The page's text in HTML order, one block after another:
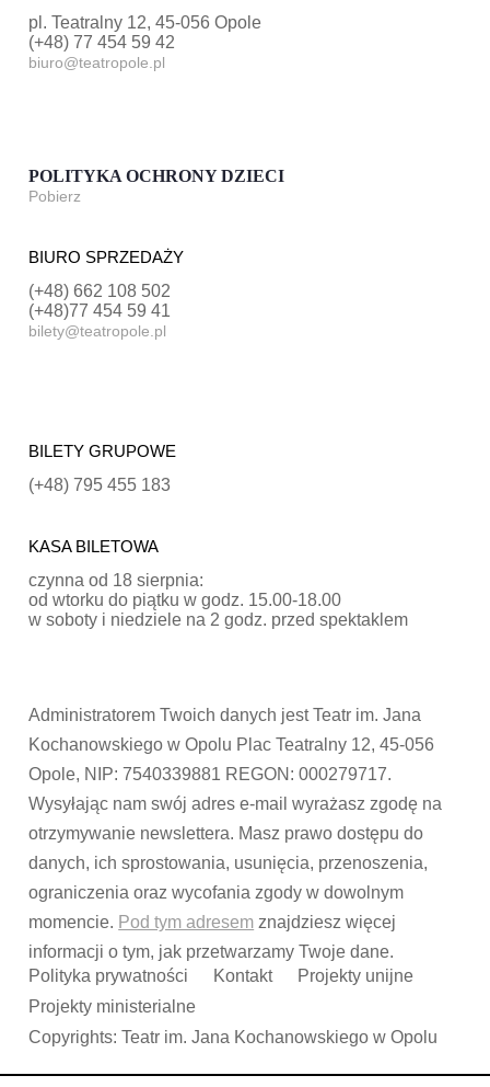
pl. Teatralny 12, 45-056 Opole
(+48) 77 454 59 42
biuro@teatropole.pl
POLITYKA OCHRONY DZIECI
Pobierz
BIURO SPRZEDAŻY
(+48) 662 108 502
(+48)77 454 59 41
bilety@teatropole.pl
BILETY GRUPOWE
(+48) 795 455 183
KASA BILETOWA
czynna od 18 sierpnia:
od wtorku do piątku w godz. 15.00-18.00
w soboty i niedziele na 2 godz. przed spektaklem
Administratorem Twoich danych jest Teatr im. Jana
Kochanowskiego w Opolu Plac Teatralny 12, 45-056
Opole, NIP: 7540339881 REGON: 000279717.
Wysyłając nam swój adres e-mail wyrażasz zgodę na
otrzymywanie newslettera. Masz prawo dostępu do
danych, ich sprostowania, usunięcia, przenoszenia,
ograniczenia oraz wycofania zgody w dowolnym
momencie. Pod tym adresem znajdziesz więcej
informacji o tym, jak przetwarzamy Twoje dane.
Polityka prywatności
Kontakt
Projekty unijne
Projekty ministerialne
Copyrights: Teatr im. Jana Kochanowskiego w Opolu